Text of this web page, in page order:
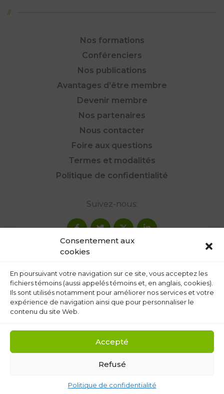
Consentement aux
cookies
En poursuivant votre navigation sur ce site, vous acceptez les
fichiers témoins (aussi appelés témoins et, en anglais, cookies).
Ils sont utilisés notamment pour améliorer nos services et votre
expérience de navigation ainsi que pour personnaliser le
contenu du site Web.
Accepté
Refusé
Politique de confidentialité
Nos formations
Conférenciers
Nos publications
Avantages d’être membre
Devenir membre
Nos partenaires
Nous contacter
Foire aux questions
Termes et modalités
Politique de confidentialité
Suivez-nous: